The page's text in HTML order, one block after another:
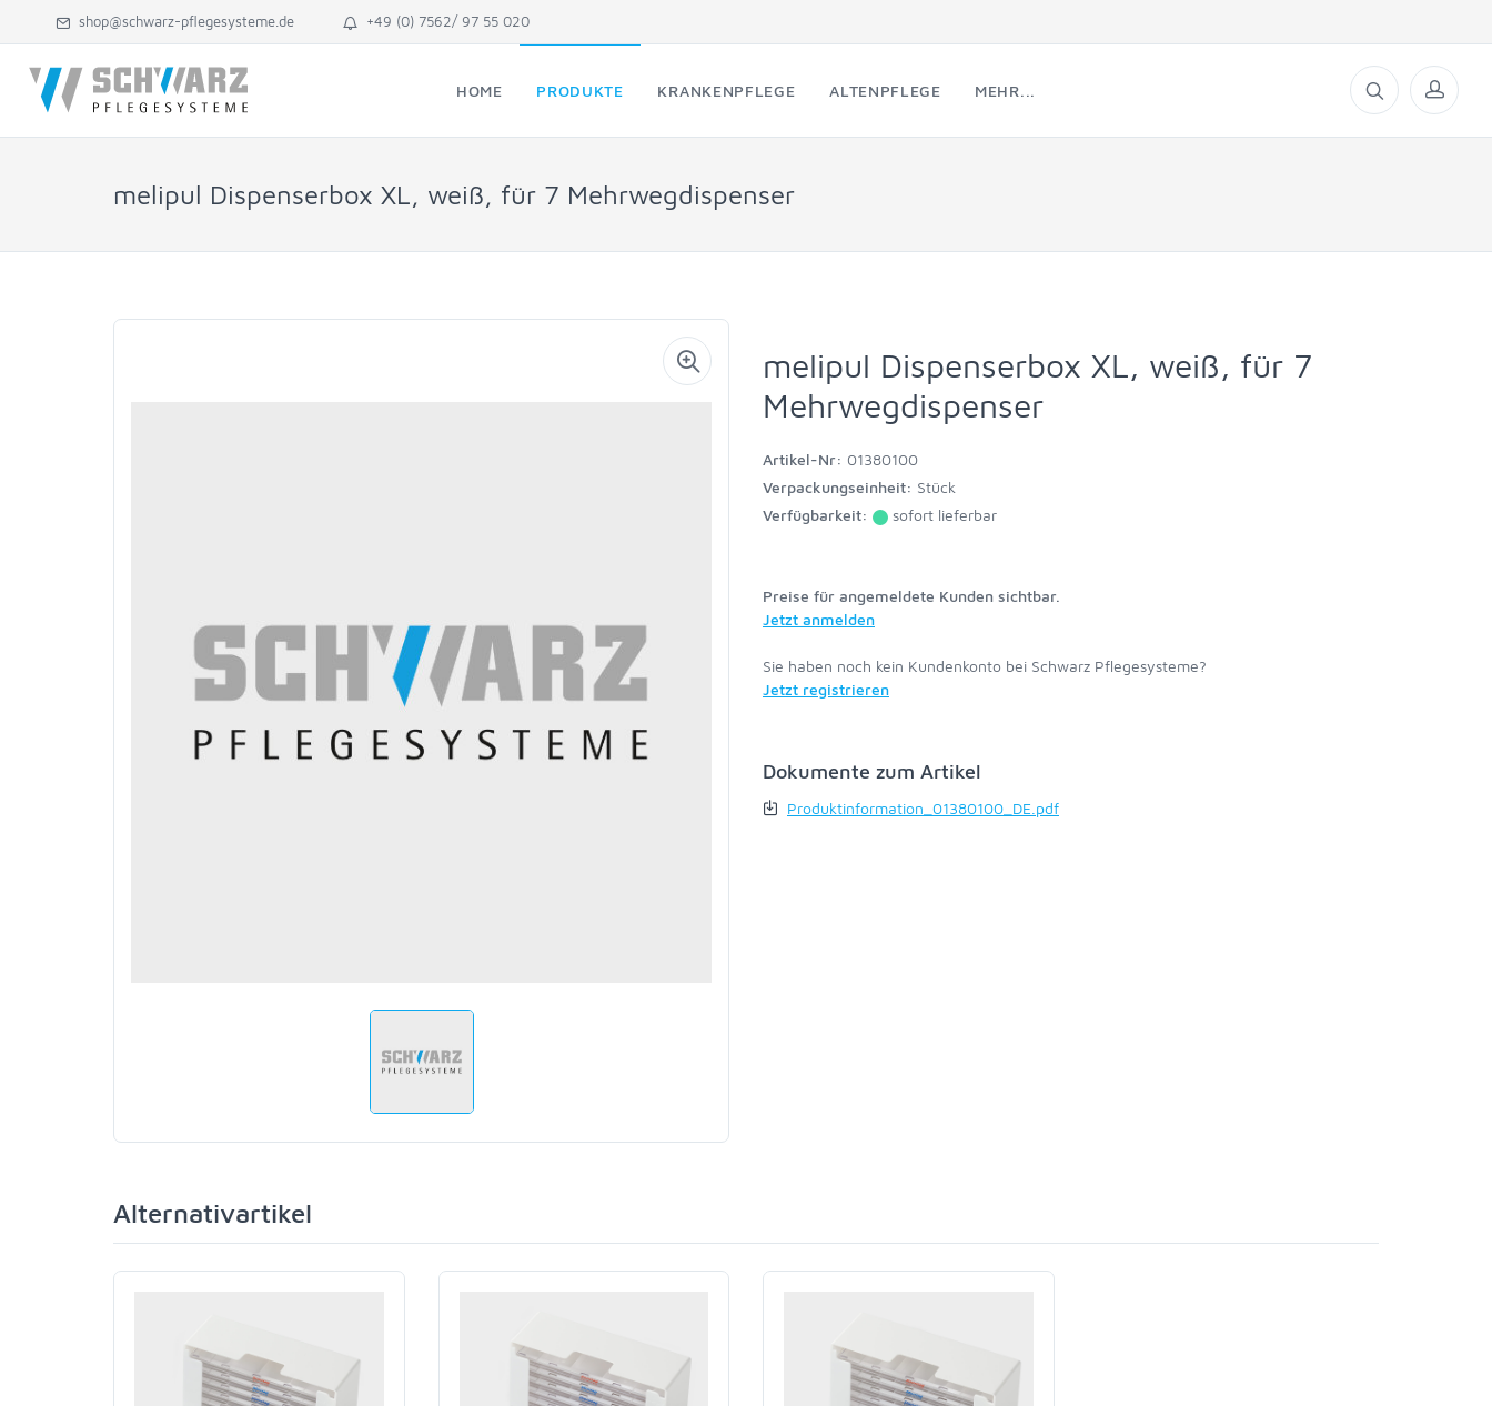
shop@schwarz-pflegesysteme.de +49 (0) 7562/ 97 55 020
HOME PRODUKTE KRANKENPFLEGE ALTENPFLEGE MEHR...
melipul Dispenserbox XL, weiß, für 7 Mehrwegdispenser
melipul Dispenserbox XL, weiß, für 7
Mehrwegdispenser
Artikel-Nr: 01380100
Verpackungseinheit: Stück
Verfügbarkeit:
sofort lieferbar
Preise für angemeldete Kunden sichtbar.
Jetzt anmelden
Sie haben noch kein Kundenkonto bei Schwarz Pflegesysteme?
Jetzt registrieren
Dokumente zum Artikel
Produktinformation_01380100_DE.pdf
Alternativartikel